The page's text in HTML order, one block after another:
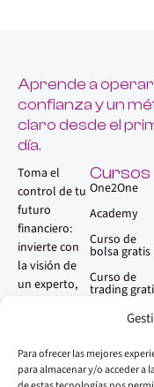
Para ofrecer las mejores
para almacenar y/o acceder
Aprende a
confianza y un
claro desde el
día.
Toma el
control de tu
futuro
financiero:
invierte con
la visión de
un experto,
Cursos
One2One
Academy
Curso de
bolsa gratis
Curso de
trading